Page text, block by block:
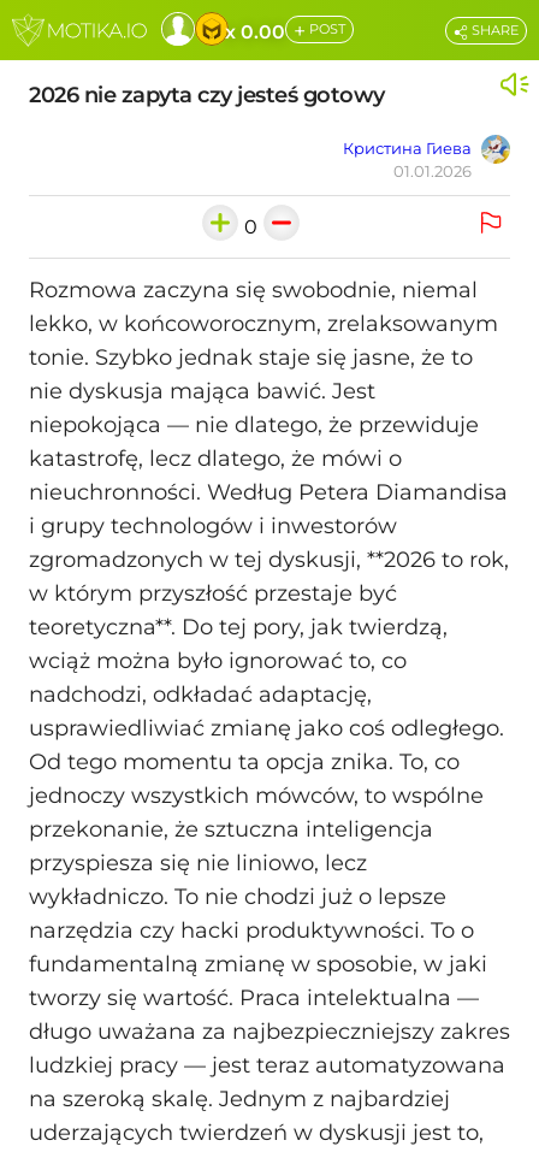
x 0.00 + POST
2026 nie zapyta czy jesteś gotowy
Кристина Гиева
01.01.2026
SHARE
0
Rozmowa zaczyna się swobodnie, niemal
lekko, w końcoworocznym, zrelaksowanym
tonie. Szybko jednak staje się jasne, że to
nie dyskusja mająca bawić. Jest
niepokojąca — nie dlatego, że przewiduje
katastrofę, lecz dlatego, że mówi o
nieuchronności. Według Petera Diamandisa
i grupy technologów i inwestorów
zgromadzonych w tej dyskusji, **2026 to rok,
w którym przyszłość przestaje być
teoretyczna**. Do tej pory, jak twierdzą,
wciąż można było ignorować to, co
nadchodzi, odkładać adaptację,
usprawiedliwiać zmianę jako coś odległego.
Od tego momentu ta opcja znika. To, co
jednoczy wszystkich mówców, to wspólne
przekonanie, że sztuczna inteligencja
przyspiesza się nie liniowo, lecz
wykładniczo. To nie chodzi już o lepsze
narzędzia czy hacki produktywności. To o
fundamentalną zmianę w sposobie, w jaki
tworzy się wartość. Praca intelektualna —
długo uważana za najbezpieczniejszy zakres
ludzkiej pracy — jest teraz automatyzowana
na szeroką skalę. Jednym z najbardziej
uderzających twierdzeń w dyskusji jest to,